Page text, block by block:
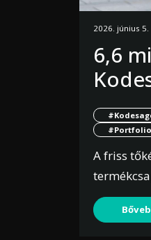
2026. június 5.
6,6
A friss